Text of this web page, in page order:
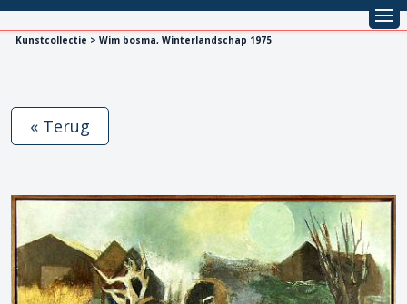
Kunstcollectie > Wim bosma, Winterlandschap 1975
« Terug